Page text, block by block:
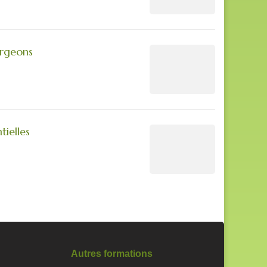
Autres formations